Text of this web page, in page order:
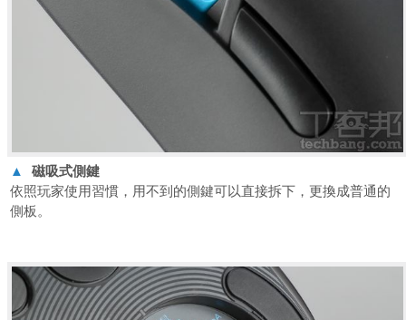
▲
磁吸式側鍵
依照玩家使用習慣，用不到的側鍵可以直接拆下，更換成普通的
側板。